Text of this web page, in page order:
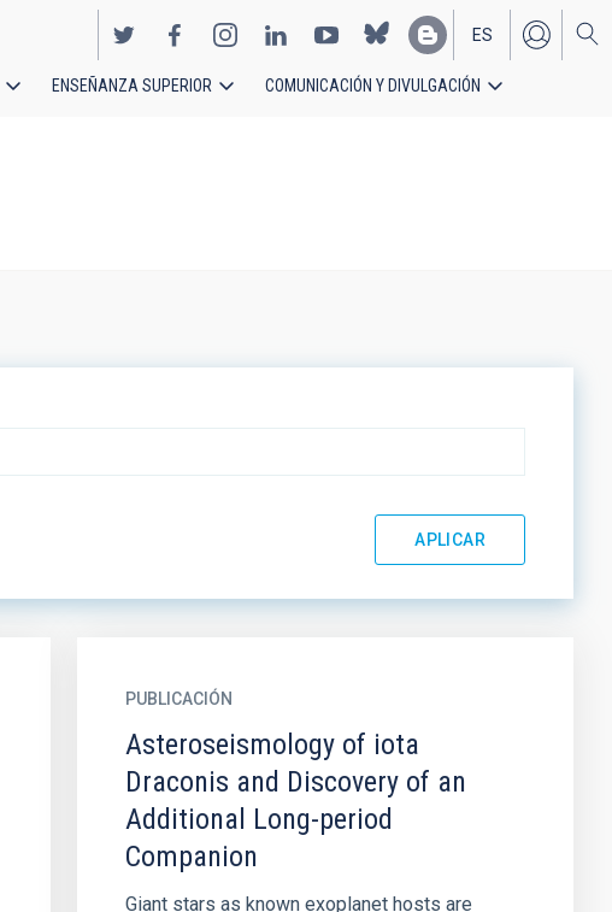
EN
ES
ENSEÑANZA SUPERIOR COMUNICACIÓN Y DIVULGACIÓN
PUBLICACIÓN
Asteroseismology of iota
Draconis and Discovery of an
Additional Long-period
Companion
Giant stars as known exoplanet hosts are